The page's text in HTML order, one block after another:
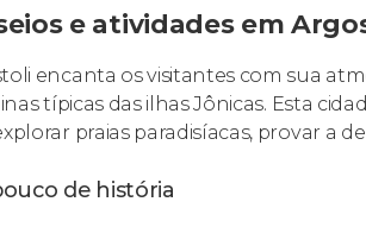
e atividades em
encanta os visitantes com sua
típicas das ilhas Jônicas. Esta
praias paradisíacas, provar a
de história